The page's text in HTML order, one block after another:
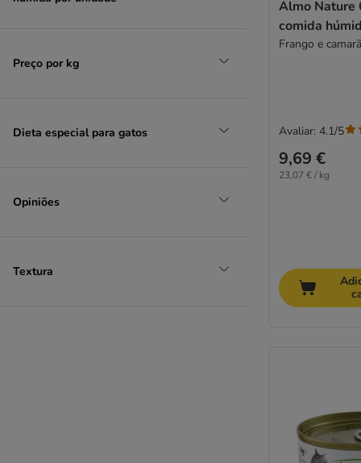
JosiCat
KITTY Cat
Lily's Kitchen
Miamor
Nature's Variety
Preço por kg
Dieta especial para gatos
Opiniões
Textura
Almo Nature
comida
Frango e
9,69 €
23,07 € / kg
Avaliar: 4.1/5